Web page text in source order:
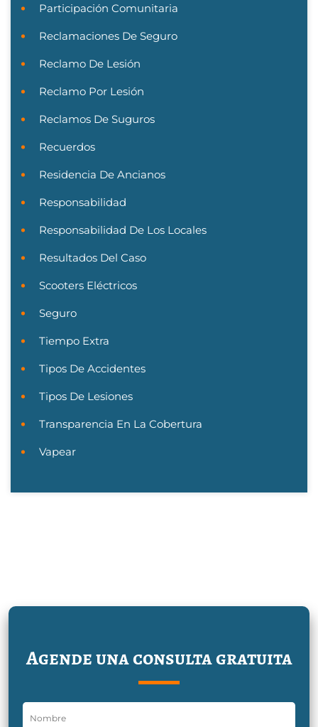
Participación Comunitaria
Reclamaciones De Seguro
Reclamo De Lesión
Reclamo Por Lesión
Reclamos De Suguros
Recuerdos
Residencia De Ancianos
Responsabilidad
Responsabilidad De Los Locales
Resultados Del Caso
Scooters Eléctricos
Seguro
Tiempo Extra
Tipos De Accidentes
Tipos De Lesiones
Transparencia En La Cobertura
Vapear
Agende una consulta gratuita